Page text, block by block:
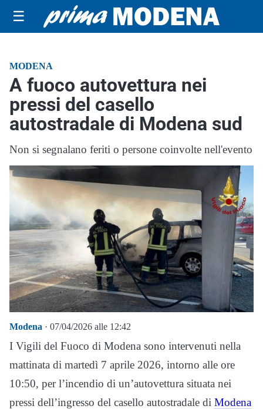
☰
MODENA
A fuoco autovettura nei
pressi del casello
autostradale di Modena sud
Non si segnalano feriti o persone coinvolte nell'evento
Modena · 07/04/2026 alle 12:42
I Vigili del Fuoco di Modena sono intervenuti nella
mattinata di martedì 7 aprile 2026, intorno alle ore
10:50, per l’incendio di un’autovettura situata nei
pressi dell’ingresso del casello autostradale di Modena